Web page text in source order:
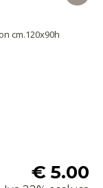
cm.120x90h
€ 5.00